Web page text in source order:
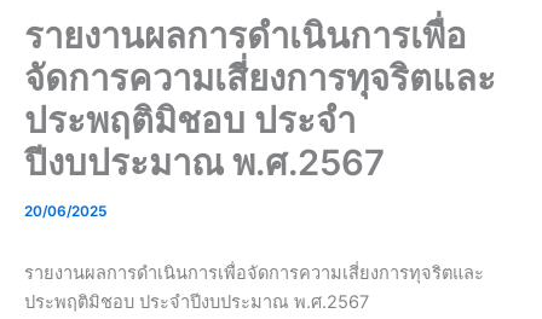
รายงานผลการดำเนินการเพื่อ
จัดการความเสี่ยงการทุจริตและ
ประพฤติมิชอบ ประจำ
ปีงบประมาณ พ.ศ.2567
20/06/2025
รายงานผลการดำเนินการเพื่อจัดการความเสี่ยงการทุจริตและ
ประพฤติมิชอบ ประจำปีงบประมาณ พ.ศ.2567